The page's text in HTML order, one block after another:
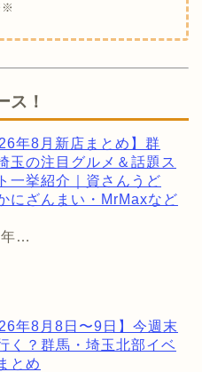
ス！
年8月新店まとめ】群
玉の注目グルメ＆話題ス
一挙紹介｜資さんうど
にざんまい・MrMaxなど
年…
年8月8日〜9日】今週末
く？群馬・埼玉北部イベ
とめ